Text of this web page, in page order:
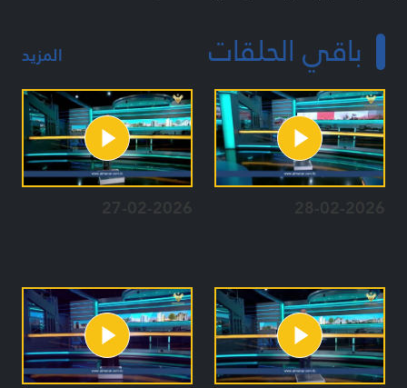
باقي الحلقات المزيد
28-02-2026
27-02-2026